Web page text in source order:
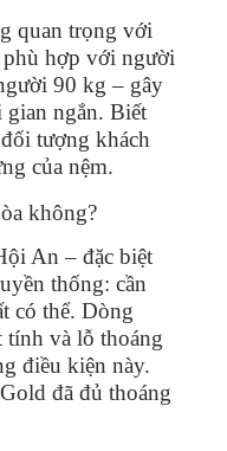
quan trọng với
phù hợp với người
90 kg – gây
gian ngắn. Biết
tượng khách
của nệm.
không?
An – đặc biệt
thống: cần
có thể. Dòng
và lỗ thoáng
điều kiện này.
đã đủ thoáng